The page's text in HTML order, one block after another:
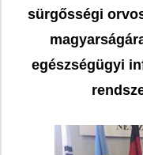
sürgősségi
egészségügyi